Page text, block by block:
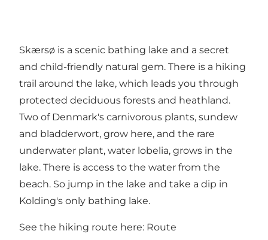
Skærsø is a scenic bathing lake and a secret
and child-friendly natural gem. There is a hiking
trail around the lake, which leads you through
protected deciduous forests and heathland.
Two of Denmark's carnivorous plants, sundew
and bladderwort, grow here, and the rare
underwater plant, water lobelia, grows in the
lake. There is access to the water from the
beach. So jump in the lake and take a dip in
Kolding's only bathing lake.
See the hiking route here: Route